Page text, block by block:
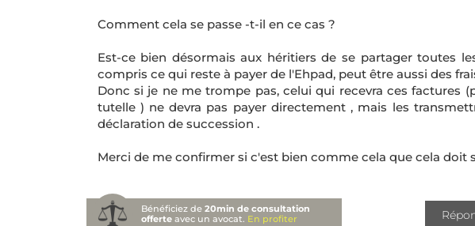
Comment cela se passe -t-il en ce cas ?
Est-ce bien désormais aux héritiers de se partager toutes
compris ce qui reste à payer de l'Ehpad, peut être aussi des
Donc si je ne me trompe pas, celui qui recevra ces factures
tutelle ) ne devra pas payer directement , mais les
déclaration de succession .
Merci de me confirmer si c'est bien comme cela que cela doit
Bénéficiez de20min de consultation
offerte avec un avocat. En profiter